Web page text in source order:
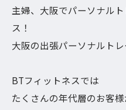
主婦、大阪でパーソナル
ス！
大阪の出張パーソナルト
BTフィットネスでは
たくさんの年代層のお客様